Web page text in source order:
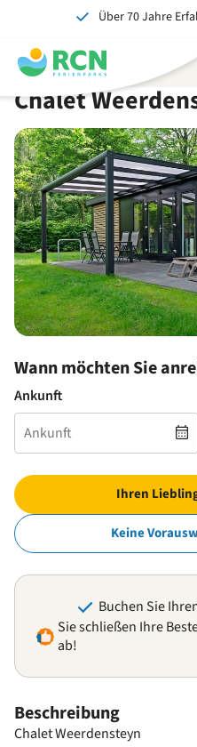
springen
springen
springen
springen
Über 70 Jahre
Ein tolles
Chalet
Beschreibung
Chalet Weerdensteyn
Wann möchten Sie
Ankunft
Ihren
Keine
Buchen Sie
Sie schließen Ihre
ab!